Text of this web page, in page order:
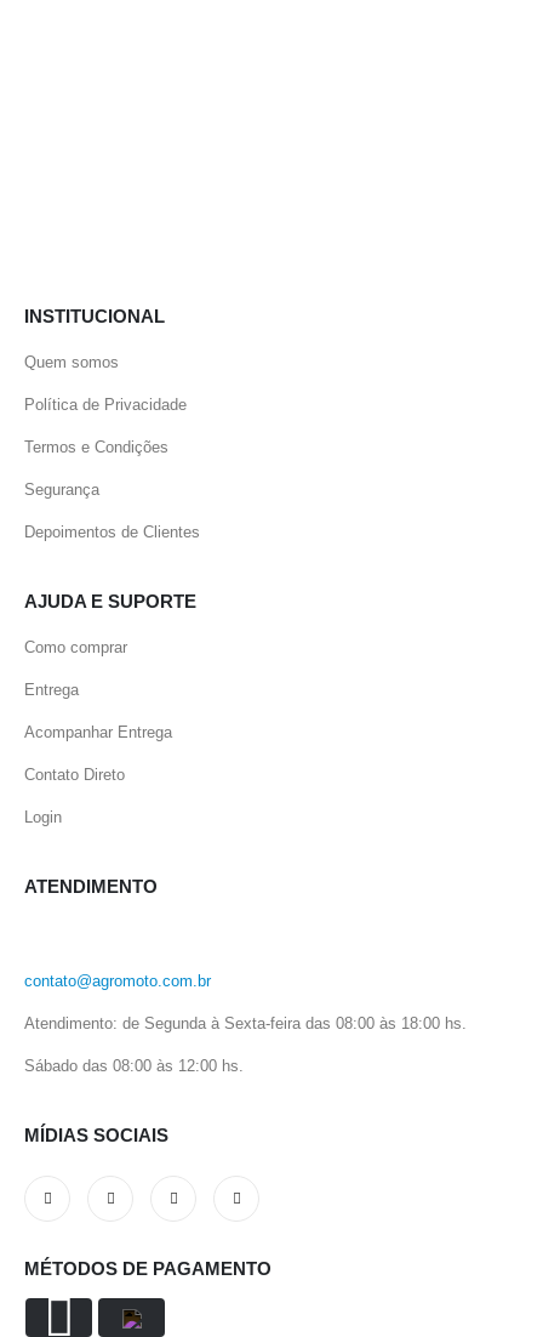
INSTITUCIONAL
Quem somos
Política de Privacidade
Termos e Condições
Segurança
Depoimentos de Clientes
AJUDA E SUPORTE
Como comprar
Entrega
Acompanhar Entrega
Contato Direto
Login
ATENDIMENTO
contato@agromoto.com.br
Atendimento: de Segunda à Sexta-feira das 08:00 às 18:00 hs.
Sábado das 08:00 às 12:00 hs.
MÍDIAS SOCIAIS
MÉTODOS DE PAGAMENTO